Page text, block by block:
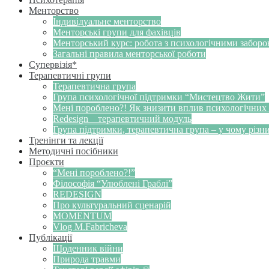
Менторство
Індивідуальне менторство
Менторські групи для фахівців
Менторський курс: робота з психологічними
Загальні правила менторської роботи
Супервізія*
Терапевтичні групи
Терапевтична група
Група психологічної підтримки “Мистецтво Жити”
Мені пороблено?! Як знизити вплив психологічних
Redesign _ терапевтичний модуль
Група підтримки, терапевтична група – у чому
Тренінги та лекції
Методичні посібники
Проєкти
“Мені пороблено?!”
Філософія “Улюблені Граблі”
REDESIGN
Про культуральний сценарій
MOMENTUM
Vlog M.Fabricheva
Публікації
Щоденник війни
Природа травми